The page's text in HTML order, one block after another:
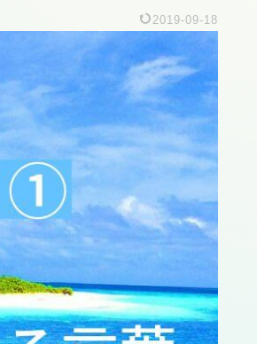
2019-09-18